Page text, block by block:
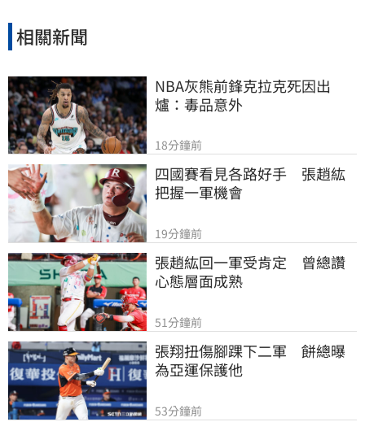
邁向永續發展的強力後盾。
相關新聞
NBA灰熊前鋒克拉克死因出
爐：毒品意外
18分鐘前
四國賽看見各路好手　張趙紘
把握一軍機會
19分鐘前
張趙紘回一軍受肯定　曾總讚
心態層面成熟
51分鐘前
張翔扭傷腳踝下二軍　餅總曝
為亞運保護他
53分鐘前